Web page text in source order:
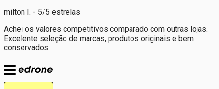
milton I. - 5/5 estrelas
Achei os valores competitivos comparado com outras lojas.
Excelente seleção de marcas, produtos originais e bem
conservados.